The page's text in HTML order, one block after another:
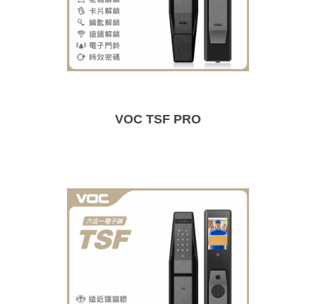
VOC TSF PRO